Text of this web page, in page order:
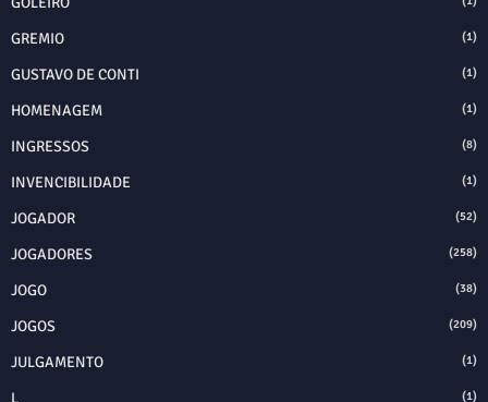
GREMIO (1)
GUSTAVO DE CONTI (1)
HOMENAGEM (1)
INGRESSOS (8)
INVENCIBILIDADE (1)
JOGADOR (52)
JOGADORES (258)
JOGO (38)
JOGOS (209)
JULGAMENTO (1)
L (1)